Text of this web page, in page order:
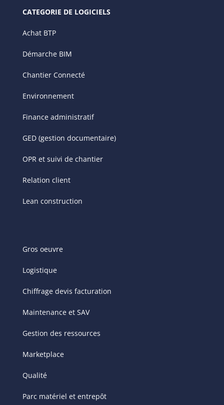
CATEGORIE DE LOGICIELS
Achat BTP
Démarche BIM
Chantier Connecté
Environnement
Finance administratif
GED (gestion documentaire)
OPR et suivi de chantier
Relation client
Lean construction
Gros oeuvre
Logistique
Chiffrage devis facturation
Maintenance et SAV
Gestion des ressources
Marketplace
Qualité
Parc matériel et entrepôt